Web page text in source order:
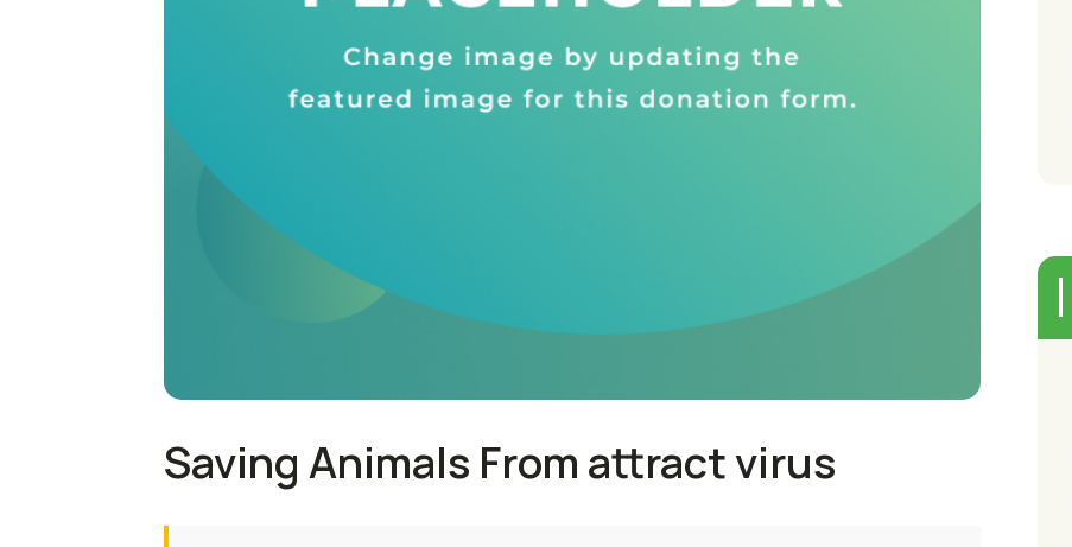
Saving Animals From attract virus